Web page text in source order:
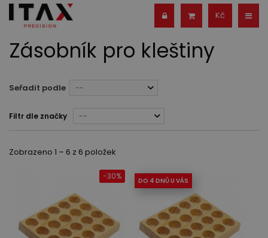
Kč
Zásobník pro kleštiny
Seřadit podle --
Filtr dle značky --
Zobrazeno 1 – 6 z 6 položek
-30% DO 4 DNŮ U VÁS